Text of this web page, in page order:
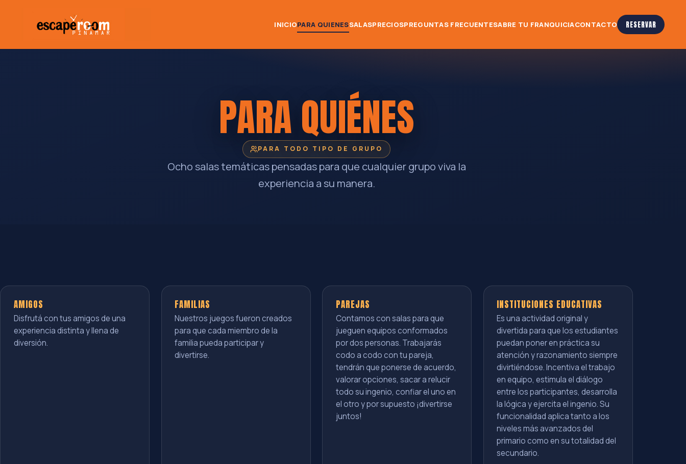
INICIOPARA QUIENESSALASPRECIOSPREGUNTAS FRECUENTESABRE TU FRANQUICIACONTACTO RESERVAR
PARA QUIÉNES
PARA TODO TIPO DE GRUPO
Ocho salas temáticas pensadas para que cualquier grupo viva la
experiencia a su manera.
AMIGOS
Disfrutá con tus amigos de una
experiencia distinta y llena de
diversión.
FAMILIAS
Nuestros juegos fueron creados
para que cada miembro de la
familia pueda participar y
divertirse.
PAREJAS
Contamos con salas para que
jueguen equipos conformados
por dos personas. Trabajarás
codo a codo con tu pareja,
tendrán que ponerse de acuerdo,
valorar opciones, sacar a relucir
todo su ingenio, confiar el uno en
el otro y por supuesto ¡divertirse
juntos!
INSTITUCIONES EDUCATIVAS
Es una actividad original y
divertida para que los estudiantes
puedan poner en práctica su
atención y razonamiento siempre
divirtiéndose. Incentiva el trabajo
en equipo, estimula el diálogo
entre los participantes, desarrolla
la lógica y ejercita el ingenio. Su
funcionalidad aplica tanto a los
niveles más avanzados del
primario como en su totalidad del
secundario.